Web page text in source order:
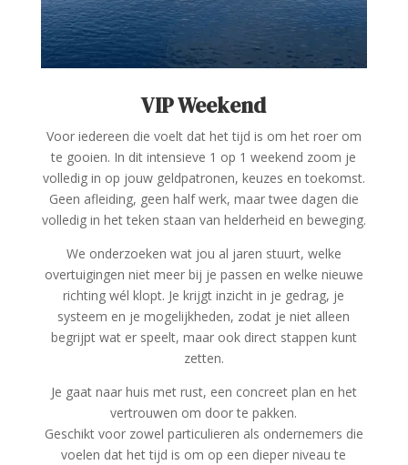
VIP Weekend
Voor iedereen die voelt dat het tijd is om het roer om
te gooien. In dit intensieve 1 op 1 weekend zoom je
volledig in op jouw geldpatronen, keuzes en toekomst.
Geen afleiding, geen half werk, maar twee dagen die
volledig in het teken staan van helderheid en beweging.
We onderzoeken wat jou al jaren stuurt, welke
overtuigingen niet meer bij je passen en welke nieuwe
richting wél klopt. Je krijgt inzicht in je gedrag, je
systeem en je mogelijkheden, zodat je niet alleen
begrijpt wat er speelt, maar ook direct stappen kunt
zetten.
Je gaat naar huis met rust, een concreet plan en het
vertrouwen om door te pakken.
Geschikt voor zowel particulieren als ondernemers die
voelen dat het tijd is om op een dieper niveau te